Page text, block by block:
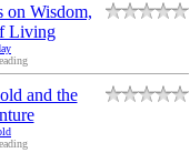
on Wisdom,
Living
and the